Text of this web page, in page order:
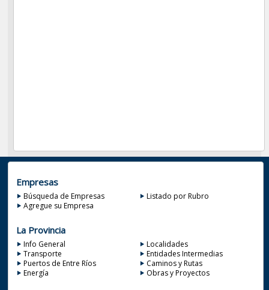
Empresas
Búsqueda de Empresas
Listado por Rubro
Agregue su Empresa
La Provincia
Info General
Localidades
Transporte
Entidades Intermedias
Puertos de Entre Ríos
Caminos y Rutas
Energía
Obras y Proyectos